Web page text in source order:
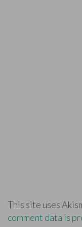
This site uses
comment data is